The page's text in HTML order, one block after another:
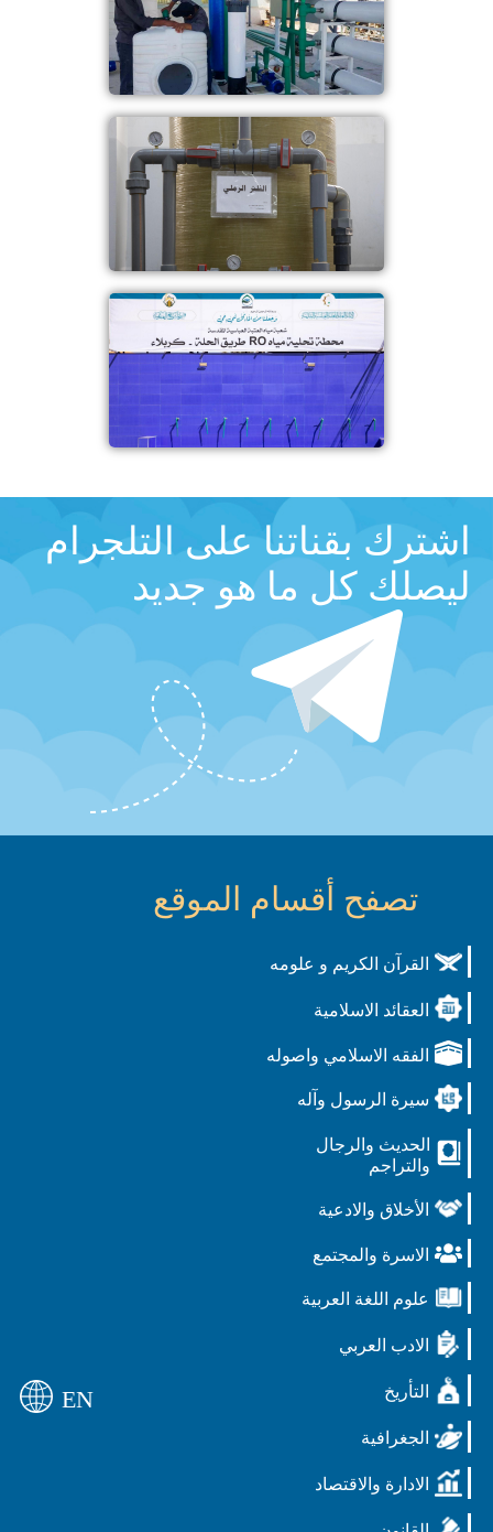
اشترك بقناتنا على التلجرام
ليصلك كل ما هو جديد
تصفح أقسام الموقع
القرآن الكريم و علومه
العقائد الاسلامية
الفقه الاسلامي واصوله
سيرة الرسول وآله
الحديث والرجال
والتراجم
الأخلاق والادعية
الاسرة والمجتمع
علوم اللغة العربية
الادب العربي
التأريخ
الجغرافية
الادارة والاقتصاد
EN